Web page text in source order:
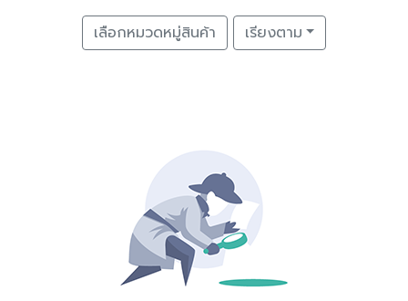
เลือกหมวดหมู่สินค้า เรียงตาม